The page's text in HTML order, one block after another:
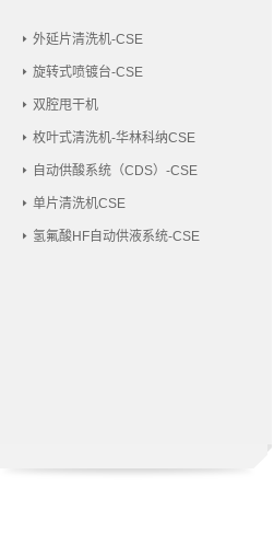
外延片清洗机-CSE
旋转式喷镀台-CSE
双腔甩干机
枚叶式清洗机-华林科纳CSE
自动供酸系统（CDS）-CSE
单片清洗机CSE
氢氟酸HF自动供液系统-CSE